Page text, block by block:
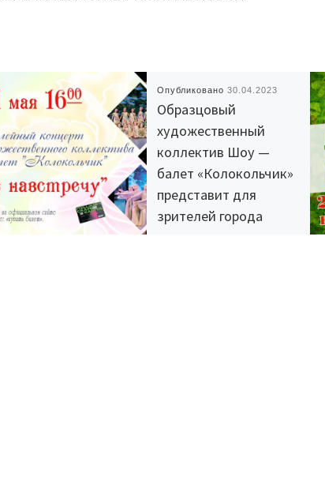
Опубликовано30.04.2023
Образцовый
художественный
коллектив Шоу —
балет «Колокольчик»
представит для
зрителей города